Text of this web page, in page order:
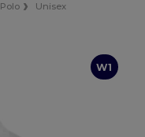
Polo
Unisex
W1